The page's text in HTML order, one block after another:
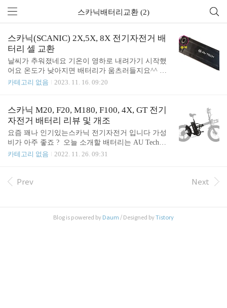
스카닉배터리교환 (2)
스카닉(SCANIC) 2X,5X, 8X 전기자전거 배
터리 셀 교환
날씨가 추워졌네요 기온이 영하로 내려가기 시작했
어요 온도가 낮아지면 배터리가 움츠러들지요^^ 만
충으로 50Km 주행하던 것이 30~40Km 까지 줄어들
뜻하게 감싸주면 좋겠죠 ​ 스카닉 전기자전거 국내에
꽤 핫하죠? 그중 2X, 5X, 8X, 트라이크 모델의 밧데
리는 서로 공유가 가능합니다 구동 전압은 48V 구요,
​ 2X의 모터는 350W에 휠사이즈가 14인치이므로 등
판 능력이 엄청 좋을 것 같네요 보통 모터의 W가 클
수록 휠사이즈가 작을수록 등판 능력이 좋죠? ​ 비탈
요^^. 접이식이라 차내에 적재도 가능합니다. ​ ​ 또한
배터리 케이스 크기가 넉넉해 용..
카테고리 없음 2023. 11. 16. 09:20
스카닉 M20, F20, M180, F100, 4X, GT 전기
자전거 배터리 리뷰 및 개조
요즘 꽤나 인기있는스카닉 전기자전거 입니다 가성
비가 아주 좋죠 ? ​ 오늘 소개할 배터리는 AU Tech사
의 스카닉 F20, M20, M180, F100, 4X, GT에 공통으로
도 주행거리가 너무 짧고 서다 가다를 반복한다고 배
수명을 다했네요 ㅠㅠ. 자전거 가격은 매우 착하지만
카테고리 없음 2022. 11. 26. 09:31
Prev Next
Blog is powered by Daum / Designed byTistory